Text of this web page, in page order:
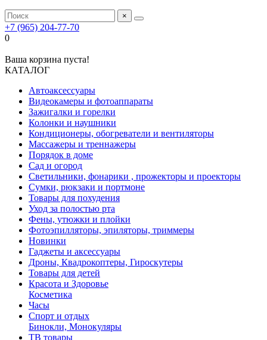
×
+7 (965) 204-77-70
0
Ваша корзина пуста!
КАТАЛОГ
Автоаксессуары
Видеокамеры и фотоаппараты
Зажигалки и горелки
Колонки и наушники
Кондиционеры, обогреватели и вентиляторы
Массажеры и треннажеры
Порядок в доме
Сад и огород
Светильники, фонарики , прожекторы и проекторы
Сумки, рюкзаки и портмоне
Товары для похудения
Уход за полостью рта
Фены, утюжки и плойки
Фотоэпилляторы, эпиляторы, триммеры
Новинки
Гаджеты и аксессуары
Дроны, Квадрокоптеры, Гироскутеры
Товары для детей
Красота и Здоровье
Косметика
Часы
Спорт и отдых
Бинокли, Монокуляры
ТВ товары